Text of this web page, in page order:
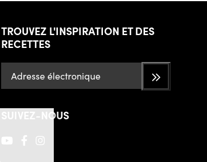
TROUVEZ L'INSPIRATION ET DES
RECETTES
SUIVEZ-NOUS